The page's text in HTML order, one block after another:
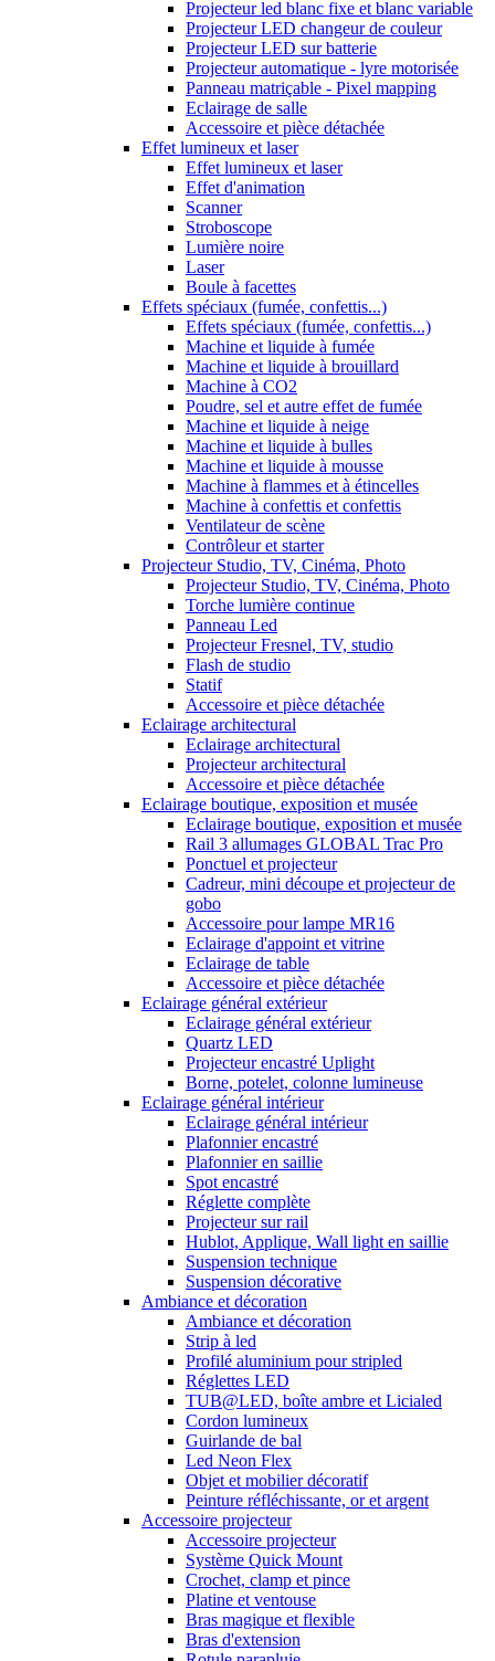
Projecteur led blanc fixe et blanc variable
Projecteur LED changeur de couleur
Projecteur LED sur batterie
Projecteur automatique - lyre motorisée
Panneau matriçable - Pixel mapping
Eclairage de salle
Accessoire et pièce détachée
Effet lumineux et laser
Effet lumineux et laser
Effet d'animation
Scanner
Stroboscope
Lumière noire
Laser
Boule à facettes
Effets spéciaux (fumée, confettis...)
Effets spéciaux (fumée, confettis...)
Machine et liquide à fumée
Machine et liquide à brouillard
Machine à CO2
Poudre, sel et autre effet de fumée
Machine et liquide à neige
Machine et liquide à bulles
Machine et liquide à mousse
Machine à flammes et à étincelles
Machine à confettis et confettis
Ventilateur de scène
Contrôleur et starter
Projecteur Studio, TV, Cinéma, Photo
Projecteur Studio, TV, Cinéma, Photo
Torche lumière continue
Panneau Led
Projecteur Fresnel, TV, studio
Flash de studio
Statif
Accessoire et pièce détachée
Eclairage architectural
Eclairage architectural
Projecteur architectural
Accessoire et pièce détachée
Eclairage boutique, exposition et musée
Eclairage boutique, exposition et musée
Rail 3 allumages GLOBAL Trac Pro
Ponctuel et projecteur
Cadreur, mini découpe et projecteur de
gobo
Accessoire pour lampe MR16
Eclairage d'appoint et vitrine
Eclairage de table
Accessoire et pièce détachée
Eclairage général extérieur
Eclairage général extérieur
Quartz LED
Projecteur encastré Uplight
Borne, potelet, colonne lumineuse
Eclairage général intérieur
Eclairage général intérieur
Plafonnier encastré
Plafonnier en saillie
Spot encastré
Réglette complète
Projecteur sur rail
Hublot, Applique, Wall light en saillie
Suspension technique
Suspension décorative
Ambiance et décoration
Ambiance et décoration
Strip à led
Profilé aluminium pour stripled
Réglettes LED
TUB@LED, boîte ambre et Licialed
Cordon lumineux
Guirlande de bal
Led Neon Flex
Objet et mobilier décoratif
Peinture réfléchissante, or et argent
Accessoire projecteur
Accessoire projecteur
Système Quick Mount
Crochet, clamp et pince
Platine et ventouse
Bras magique et flexible
Bras d'extension